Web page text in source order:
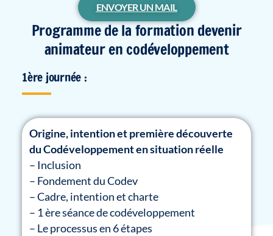
ENVOYER UN MAIL
Programme de la formation devenir
animateur en codéveloppement
1ère journée :
Origine, intention et première découverte
du Codéveloppement en situation réelle
– Inclusion
– Fondement du Codev
– Cadre, intention et charte
– 1 ère séance de codéveloppement
– Le processus en 6 étapes